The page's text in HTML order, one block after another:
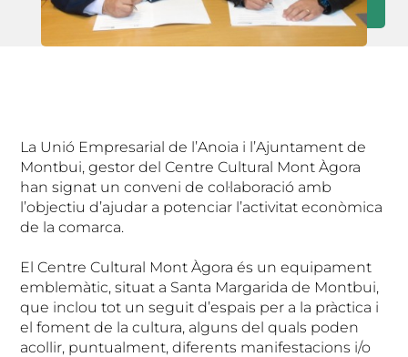
La Unió Empresarial de l’Anoia i l’Ajuntament de
Montbui, gestor del Centre Cultural Mont Àgora
han signat un conveni de col·laboració amb
l’objectiu d’ajudar a potenciar l’activitat econòmica
de la comarca.
El Centre Cultural Mont Àgora és un equipament
emblemàtic, situat a Santa Margarida de Montbui,
que inclou tot un seguit d’espais per a la pràctica i
el foment de la cultura, alguns del quals poden
acollir, puntualment, diferents manifestacions i/o